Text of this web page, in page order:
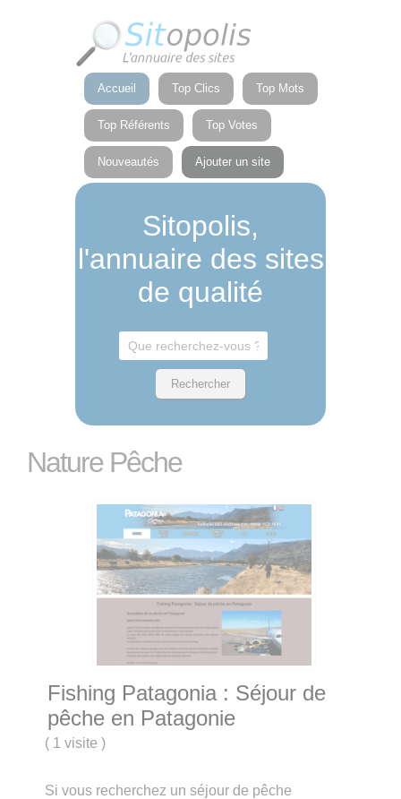
Accueil Top Clics Top Mots
Top Référents Top Votes
Nouveautés Ajouter un site
Sitopolis,
l'annuaire des sites
de qualité
Nature Pêche
Fishing Patagonia : Séjour de
pêche en Patagonie
( 1 visite)
Si vous recherchez un séjour de pêche